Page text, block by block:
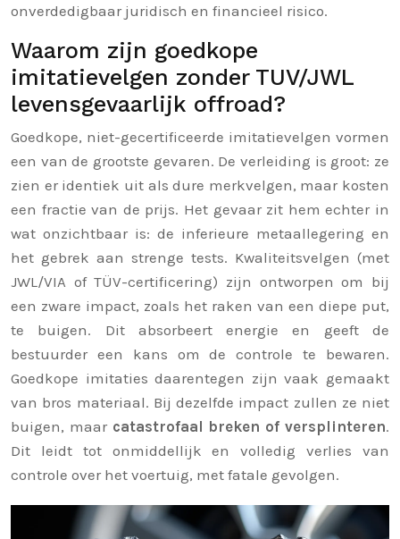
onverdedigbaar juridisch en financieel risico.
Waarom zijn goedkope
imitatievelgen zonder TUV/JWL
levensgevaarlijk offroad?
Goedkope, niet-gecertificeerde imitatievelgen vormen
een van de grootste gevaren. De verleiding is groot: ze
zien er identiek uit als dure merkvelgen, maar kosten
een fractie van de prijs. Het gevaar zit hem echter in
wat onzichtbaar is: de inferieure metaallegering en
het gebrek aan strenge tests. Kwaliteitsvelgen (met
JWL/VIA of TÜV-certificering) zijn ontworpen om bij
een zware impact, zoals het raken van een diepe put,
te buigen. Dit absorbeert energie en geeft de
bestuurder een kans om de controle te bewaren.
Goedkope imitaties daarentegen zijn vaak gemaakt
van bros materiaal. Bij dezelfde impact zullen ze niet
buigen, maar catastrofaal breken of versplinteren.
Dit leidt tot onmiddellijk en volledig verlies van
controle over het voertuig, met fatale gevolgen.